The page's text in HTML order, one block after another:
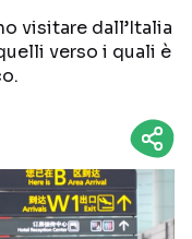
visitare dall’Italia
verso i quali è